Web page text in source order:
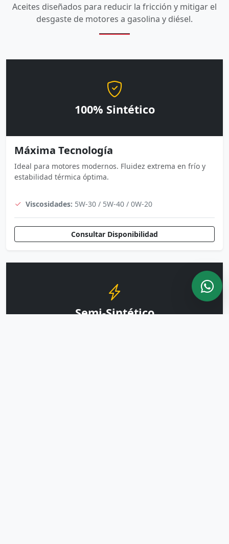
Aceites diseñados para reducir la fricción y mitigar el
desgaste de motores a gasolina y diésel.
100% Sintético
Máxima Tecnología
Ideal para motores modernos. Fluidez extrema en frío y
estabilidad térmica óptima.
Viscosidades: 5W-30 / 5W-40 / 0W-20
Consultar Disponibilidad
Semi-Sintético